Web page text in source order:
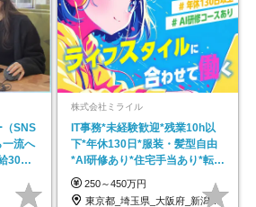
（SNS
一流へ
30万
株式会社ミライル
IT事務*未経験歓迎*残業10h以
下*年休130日*服装・髪型自由
*AI研修あり*住宅手当あり*転勤
なし
250～450万円
東京都_埼玉県_大阪府_新潟県_福岡県